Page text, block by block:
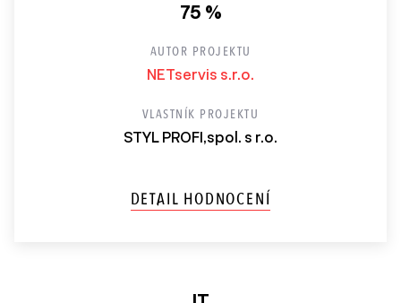
75 %
AUTOR PROJEKTU
NETservis s.r.o.
VLASTNÍK PROJEKTU
STYL PROFI,spol. s r.o.
DETAIL HODNOCENÍ